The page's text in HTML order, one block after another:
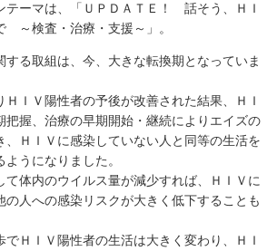
テーマは、「ＵＰＤＡＴＥ！ 話そう、ＨＩ
～検査・治療・支援～」。
る取組は、今、大きな転換期となっていま
ＩＶ陽性者の予後が改善された結果、ＨＩ
把握、治療の早期開始・継続によりエイズの
、ＨＩＶに感染していない人と同等の生活を
うになりました。
体内のウイルス量が減少すれば、ＨＩＶに
の人への感染リスクが大きく低下することも
ＨＩＶ陽性者の生活は大きく変わり、ＨＩ